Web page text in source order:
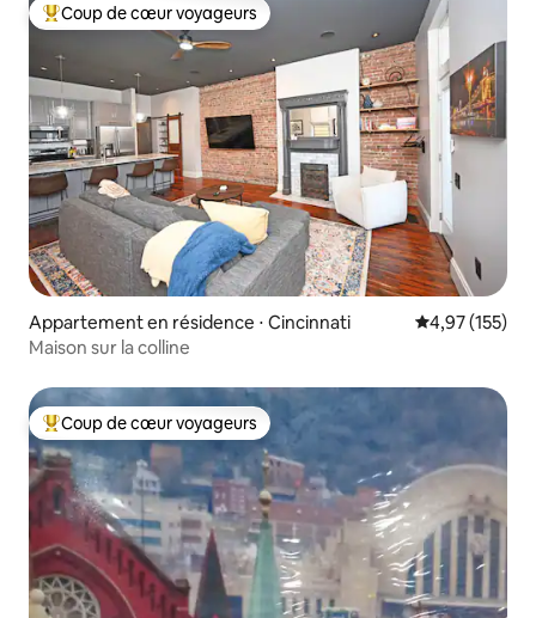
Coups de cœur voyageurs les plus appréciés
Coup de cœur voyageurs
Appartement en résidence ⋅ Cincinnati Évaluation
4,97 (155)
Maison sur la colline
Coups de cœur voyageurs les plus appréciés
Coup de cœur voyageurs